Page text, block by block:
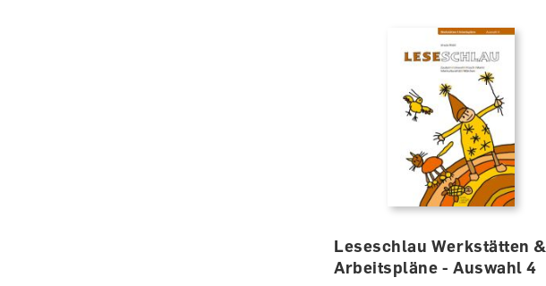
Leseschlau Werkstätten &
Arbeitspläne - Auswahl 4